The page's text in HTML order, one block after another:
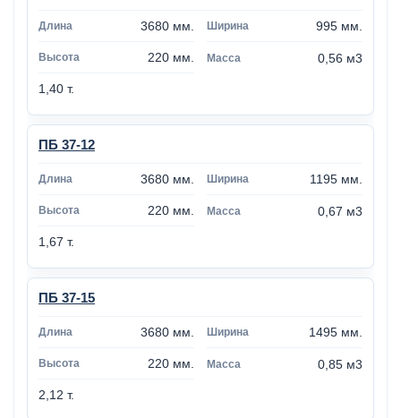
3680 мм. 995 мм.
220 мм. 0,56 м3
1,40 т.
ПБ 37-12
3680 мм. 1195 мм.
220 мм. 0,67 м3
1,67 т.
ПБ 37-15
3680 мм. 1495 мм.
220 мм. 0,85 м3
2,12 т.